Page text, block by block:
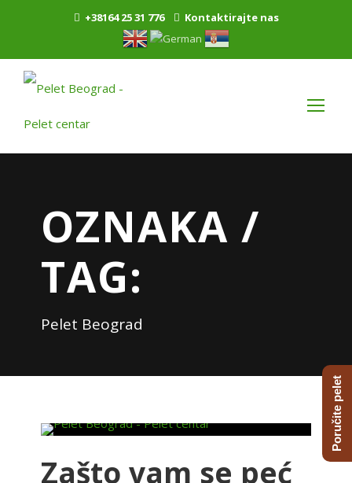
+38164 25 31 776 Kontaktirajte nas
OZNAKA /
TAG:
Pelet Beograd
Zašto vam se peć
Poručite pelet